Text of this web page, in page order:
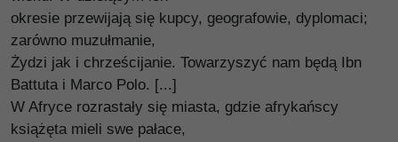
okresie przewijają się kupcy, geografowie, dyplomaci;
zarówno muzułmanie,
Żydzi jak i chrześcijanie. Towarzyszyć nam będą Ibn
Battuta i Marco Polo. [...]
W Afryce rozrastały się miasta, gdzie afrykańscy
książęta mieli swe pałace,